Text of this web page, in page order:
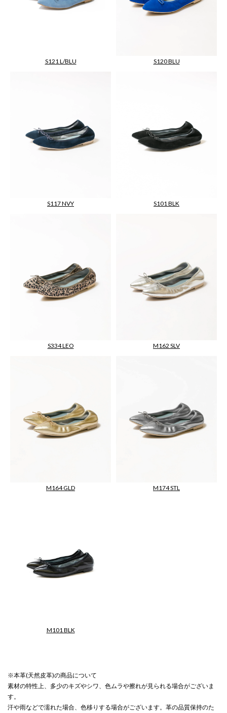
S121 L/BLU S120 BLU
S117 NVY S101 BLK
S334 LEO M162 SLV
M164 GLD M174 STL
M101 BLK
※本革(天然皮革)の商品について
素材の特性上、多少のキズやシワ、色ムラや擦れが見られる場合がございま
す。
汗や雨などで濡れた場合、色移りする場合がございます。革の品質保持のた